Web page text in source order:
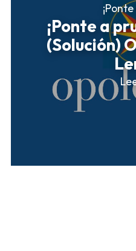
¡Ponte a
(Solución)